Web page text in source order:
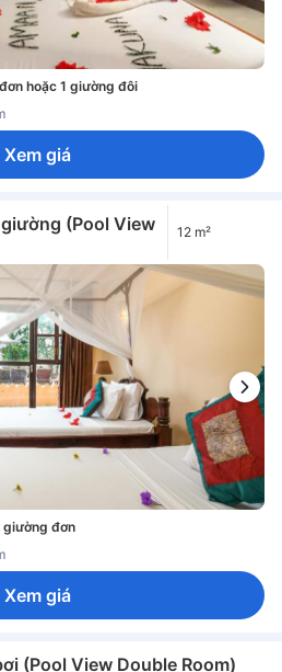
hoặc 1 giường đôi
Xem giá
(Pool View
12 m²
giường đơn
Xem giá
(Pool View Double Room)